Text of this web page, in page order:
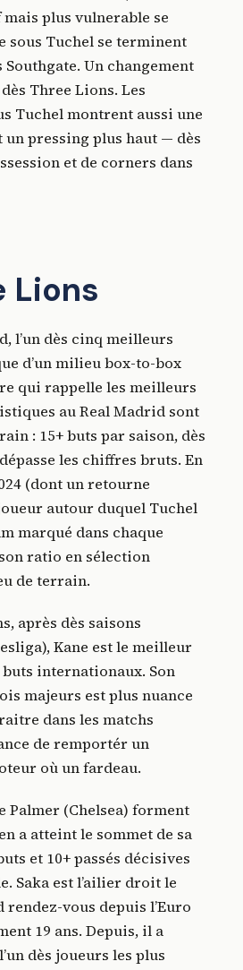
plus vulnerable se
sous Tuchel se terminent
Southgate. Un changement
Three Lions. Les
Tuchel montrent aussi une
un pressing plus haut — dès
et de corners dans
Lions
l’un dès cinq meilleurs
d’un milieu box-to-box
qui rappelle les meilleurs
au Real Madrid sont
: 15+ buts par saison, dès
les chiffres bruts. En
(dont un retourne
autour duquel Tuchel
marqué dans chaque
ratio en sélection
de terrain.
après dès saisons
Kane est le meilleur
internationaux. Son
majeurs est plus nuance
dans les matchs
de remportér un
où un fardeau.
Palmer (Chelsea) forment
a atteint le sommet de sa
et 10+ passés décisives
Saka est l’ailier droit le
vous depuis l’Euro
19 ans. Depuis, il a
dès joueurs les plus